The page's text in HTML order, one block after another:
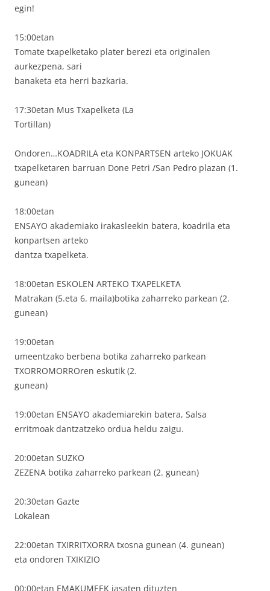
egin!
15:00etan
Tomate txapelketako plater berezi eta originalen
aurkezpena, sari
banaketa eta herri bazkaria.
17:30etan Mus Txapelketa (La
Tortillan)
Ondoren…KOADRILA eta KONPARTSEN arteko JOKUAK
txapelketaren barruan Done Petri /San Pedro plazan (1.
gunean)
18:00etan
ENSAYO akademiako irakasleekin batera, koadrila eta
konpartsen arteko
dantza txapelketa.
18:00etan ESKOLEN ARTEKO TXAPELKETA
Matrakan (5.eta 6. maila)botika zaharreko parkean (2.
gunean)
19:00etan
umeentzako berbena botika zaharreko parkean
TXORROMORROren eskutik (2.
gunean)
19:00etan ENSAYO akademiarekin batera, Salsa
erritmoak dantzatzeko ordua heldu zaigu.
20:00etan SUZKO
ZEZENA botika zaharreko parkean (2. gunean)
20:30etan Gazte
Lokalean
22:00etan TXIRRITXORRA txosna gunean (4. gunean)
eta ondoren TXIKIZIO
00:00etan EMAKUMEEK jasaten dituzten